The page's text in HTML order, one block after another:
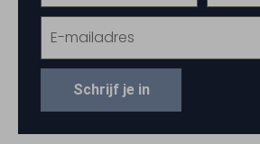
Schrijf je in